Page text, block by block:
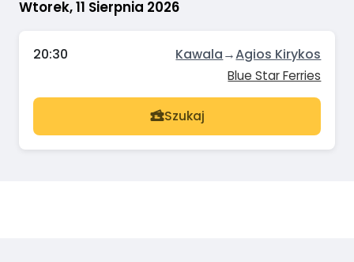
Wtorek, 11 Sierpnia 2026
20:30 Kawala→Agios Kirykos
Blue Star Ferries
Szukaj